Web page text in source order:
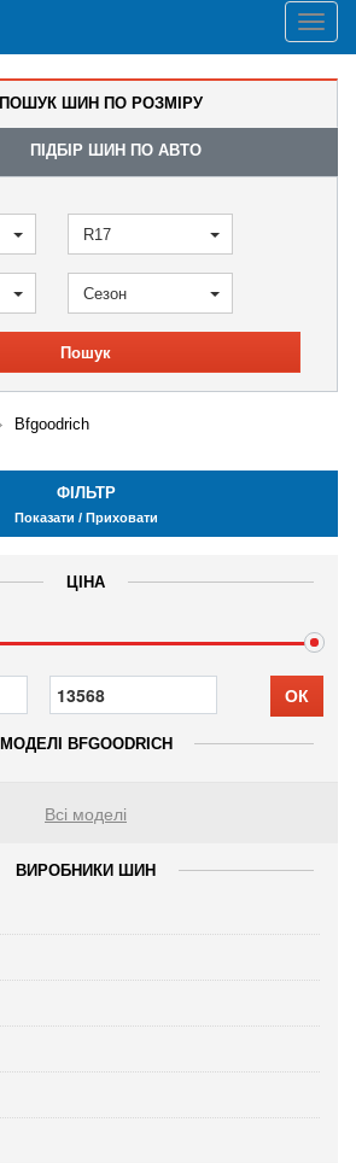
ПОШУК ШИН ПО РОЗМІРУ
ПІДБІР ШИН ПО АВТО
R17
Сезон
Пошук
Bfgoodrich
ФІЛЬТР
Показати / Приховати
ЦІНА
ОК
МОДЕЛІ BFGOODRICH
Всі моделі
ВИРОБНИКИ ШИН